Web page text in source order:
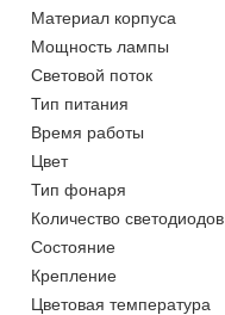
Материал корпуса
Мощность лампы
Световой поток
Тип питания
Время работы
Цвет
Тип фонаря
Количество светодиодов
Состояние
Крепление
Цветовая температура